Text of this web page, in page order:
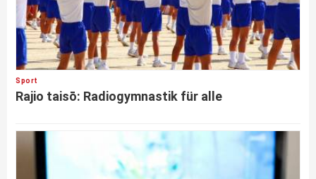
Sport
Rajio taisō: Radiogymnastik für alle